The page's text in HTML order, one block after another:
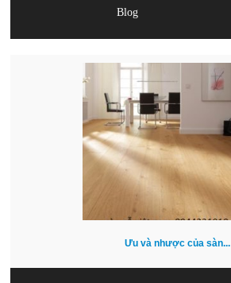
Blog
Ưu và nhược của sàn...